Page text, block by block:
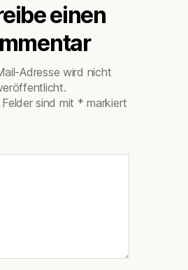
einen
Adresse wird nicht
sind mit * markiert